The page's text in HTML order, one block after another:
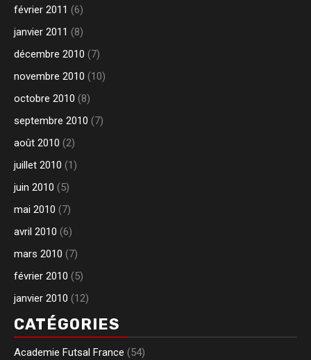
février 2011 (6)
janvier 2011 (8)
décembre 2010 (7)
novembre 2010 (10)
octobre 2010 (8)
septembre 2010 (7)
août 2010 (2)
juillet 2010 (1)
juin 2010 (5)
mai 2010 (7)
avril 2010 (6)
mars 2010 (7)
février 2010 (5)
janvier 2010 (12)
CATÉGORIES
Academie Futsal France (54)